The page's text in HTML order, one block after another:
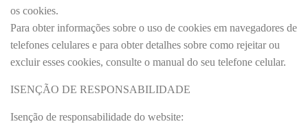
os cookies.
Para obter informações sobre o uso de cookies em navegadores de
telefones celulares e para obter detalhes sobre como rejeitar ou
excluir esses cookies, consulte o manual do seu telefone celular.
ISENÇÃO DE RESPONSABILIDADE
Isenção de responsabilidade do website: